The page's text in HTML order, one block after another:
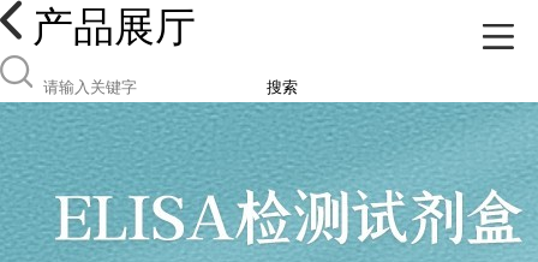
产品展厅
搜索